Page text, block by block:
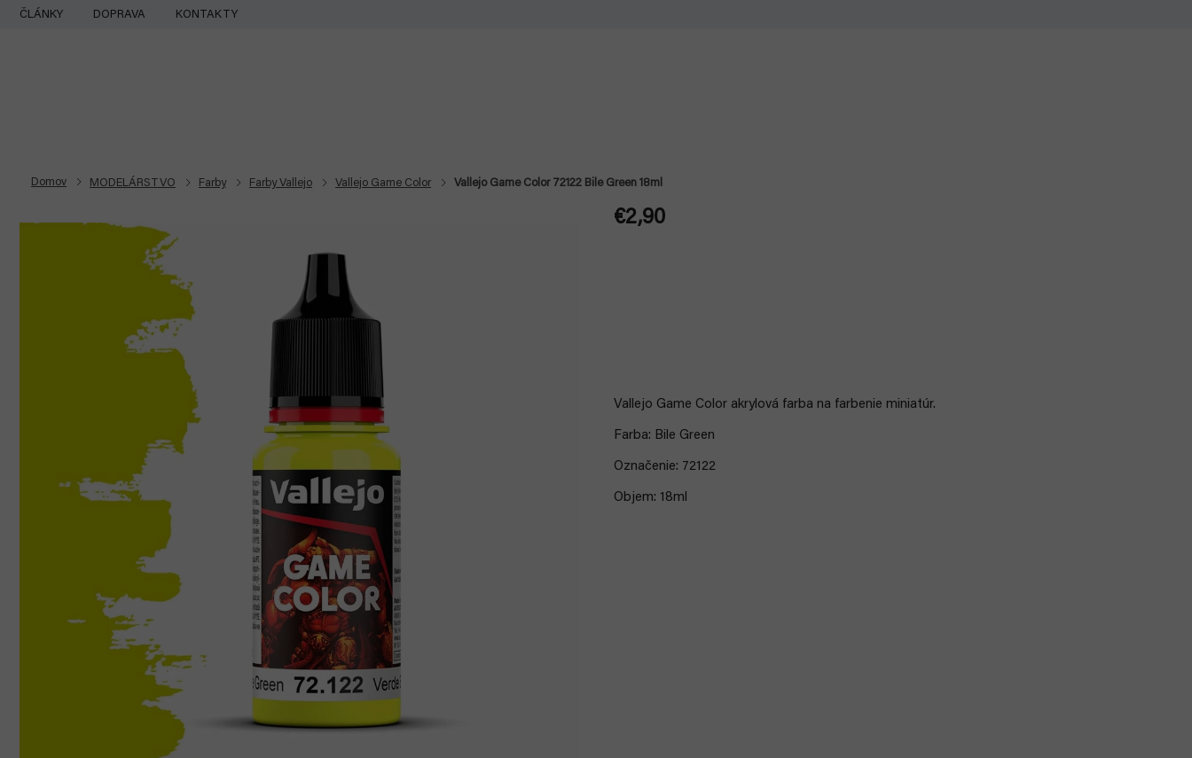
Prejsť
ČLÁNKY DOPRAVA KONTAKTY
Domov MODELÁRSTVO Farby Farby Vallejo Vallejo Game Color Vallejo Game Color 72122 Bile Green 18ml
€2,90
Vallejo Game Color akrylová farba na farbenie miniatúr.
Farba: Bile Green
Označenie: 72122
Objem: 18ml